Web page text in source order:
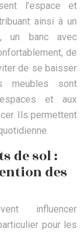
l’espace et
ainsi à un
un banc avec
de
de se baisser
sont
et aux
Ils permettent
de sol :
des
influencer
pour les